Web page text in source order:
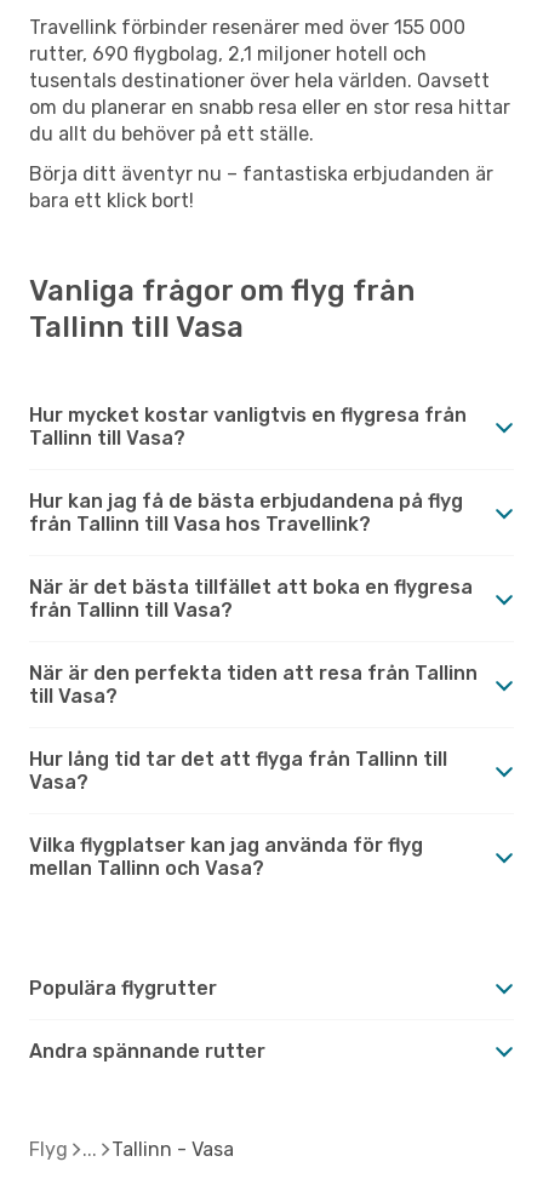
Travellink förbinder resenärer med över 155 000
rutter, 690 flygbolag, 2,1 miljoner hotell och
tusentals destinationer över hela världen. Oavsett
om du planerar en snabb resa eller en stor resa hittar
du allt du behöver på ett ställe.
Börja ditt äventyr nu – fantastiska erbjudanden är
bara ett klick bort!
Vanliga frågor om flyg från
Tallinn till Vasa
Hur mycket kostar vanligtvis en flygresa från
Tallinn till Vasa?
Hur kan jag få de bästa erbjudandena på flyg
från Tallinn till Vasa hos Travellink?
När är det bästa tillfället att boka en flygresa
från Tallinn till Vasa?
När är den perfekta tiden att resa från Tallinn
till Vasa?
Hur lång tid tar det att flyga från Tallinn till
Vasa?
Vilka flygplatser kan jag använda för flyg
mellan Tallinn och Vasa?
Populära flygrutter
Andra spännande rutter
Flyg Tallinn - Vasa